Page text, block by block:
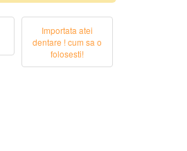
Importata atei
dentare ! cum sa o
folosesti!